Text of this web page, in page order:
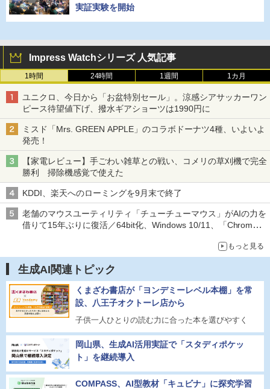
実証実験を開始
Impress Watchシリーズ 人気記事
1時間 24時間 1週間 1カ月
ユニクロ、今日から「お盆特別セール」。涼感シアサッカーワン
ピース待望値下げ、撥水ギアショーツは1990円に
ミスド「Mrs. GREEN APPLE」のコラボドーナツ4種、いよいよ
発売！
【家電レビュー】手ごわい雑草との戦い、コメリの草刈機で完全
勝利 掃除機感覚で使えた
KDDI、楽天へのローミングを9月末で終了
老舗のマウスユーティリティ「チューチューマウス」がAIの力を
借りて15年ぶりに復活／64bit化、Windows 10/11、「Chrome」
もっと見る
生成AI関連トピック
くまざわ書店が「ヨンデミーレベル本棚」を常
設、八王子オクトーレ店から
子供一人ひとりの読む力に合った本を選びやすく
岡山県、生成AI活用実証で「スタディポケッ
ト」を継続導入
COMPASS、AI型教材「キュビナ」に探究学習